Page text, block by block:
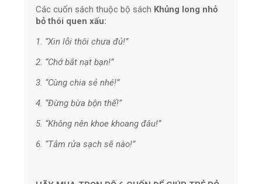
Các cuốn sách thuộc bộ sách Khủng long nhỏ
bỏ thói quen xấu:
1. “Xin lỗi thôi chưa đủ!”
2. “Chớ bắt nạt bạn!”
3. “Cùng chia sẻ nhé!”
4. “Đừng bừa bộn thế!”
5. “Không nên khoe khoang đâu!”
6. “Tắm rửa sạch sẽ nào!”